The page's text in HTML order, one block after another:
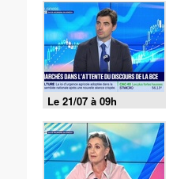
Le 21/07 à 09h